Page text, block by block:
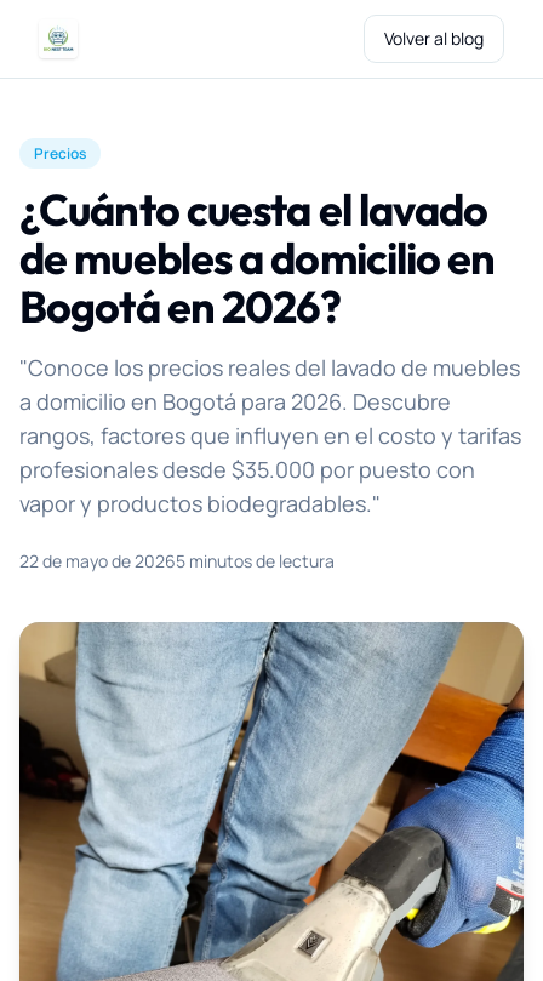
Volver al blog
Precios
¿Cuánto cuesta el lavado
de muebles a domicilio en
Bogotá en 2026?
"Conoce los precios reales del lavado de muebles
a domicilio en Bogotá para 2026. Descubre
rangos, factores que influyen en el costo y tarifas
profesionales desde $35.000 por puesto con
vapor y productos biodegradables."
22 de mayo de 20265 minutosde lectura